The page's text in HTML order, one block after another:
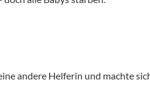
andere Helferin und machte